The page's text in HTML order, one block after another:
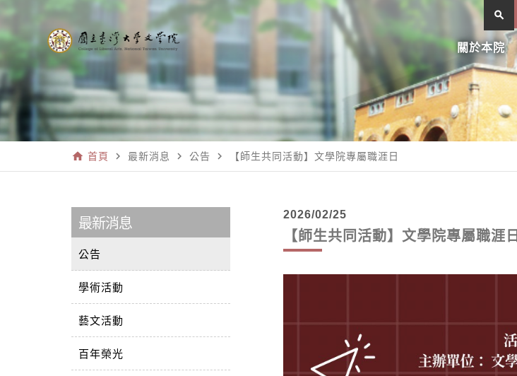
search
關於本院
home 首頁 navigate_next 最新消息 navigate_next 公告 navigate_next 【師生共同活動】文學院專屬職涯日
最新消息
公告
學術活動
藝文活動
百年榮光
2026/02/25
【師生共同活動】文學院專屬職涯日